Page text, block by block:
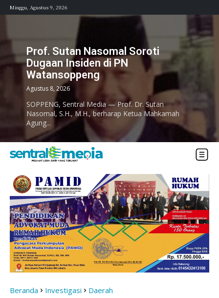
Minggu, Agustus 9, 2026
Prof. Sutan Nasomal Soroti
Dugaan Insiden di PN
Watansoppeng
Agustus 8, 2026
SOPPENG, Sentral Media — Prof. Dr. Sutan
Nasomal, S.H., M.H., berharap Ketua Mahkamah
Agung...
Beranda Investigasi Daerah